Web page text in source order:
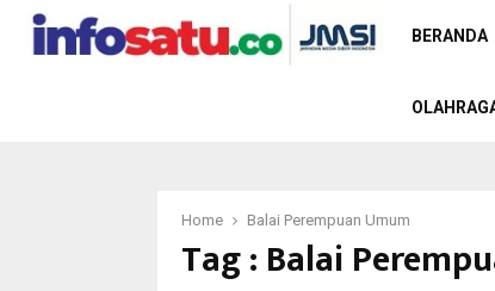
BERANDA
Home Balai Perempuan Umum
Tag : Balai